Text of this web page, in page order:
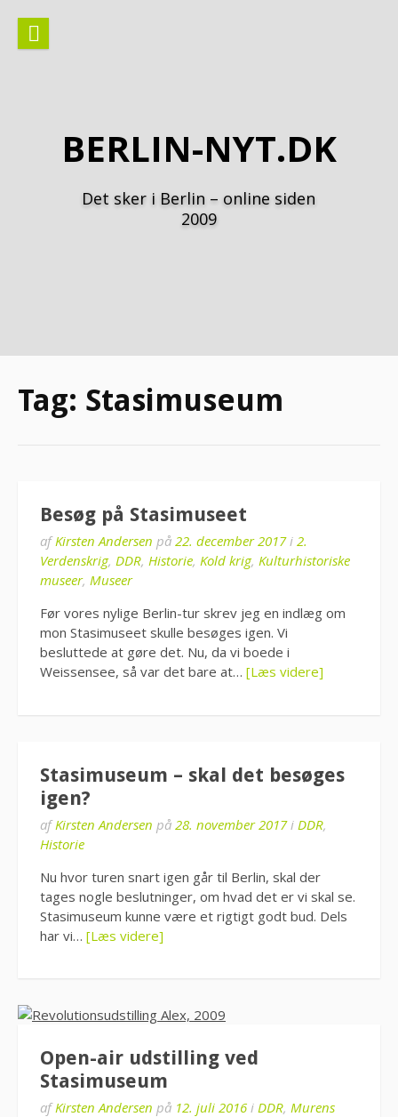
indhold
BERLIN-NYT.DK
Det sker i Berlin – online siden
2009
Tag: Stasimuseum
Besøg på Stasimuseet
afKirsten Andersen på 22. december 2017i 2.
Verdenskrig, DDR, Historie, Kold krig, Kulturhistoriske
museer, Museer
Før vores nylige Berlin-tur skrev jeg en indlæg om
mon Stasimuseet skulle besøges igen. Vi
besluttede at gøre det. Nu, da vi boede i
Weissensee, så var det bare at… [Læs videre]
Stasimuseum – skal det besøges
igen?
afKirsten Andersen på 28. november 2017i DDR,
Historie
Nu hvor turen snart igen går til Berlin, skal der
tages nogle beslutninger, om hvad det er vi skal se.
Stasimuseum kunne være et rigtigt godt bud. Dels
har vi… [Læs videre]
Open-air udstilling ved
Stasimuseum
afKirsten Andersen på 12. juli 2016 i DDR, Murens